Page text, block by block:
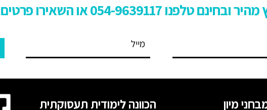
מהיר ובחינם טלפנו 054-9639117 או השאירו פרטים:
מיון הכוונה לימודית תעסוקתית